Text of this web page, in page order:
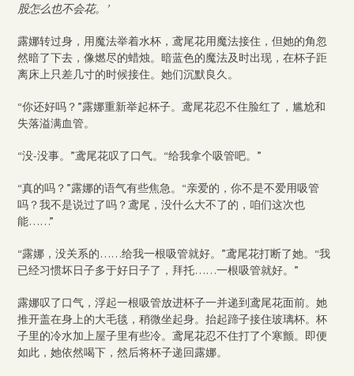
股怎么也不会花。’
露娜转过身，用魔法举着水杯，鸢尾花用魔法接住，但她的角忽
然暗了下去，像燃尽的蜡烛。暗蓝色的魔法及时出现，在杯子距
离床上只差几寸的时候接住。她们沉默良久。
“你还好吗？”露娜重新举起杯子。鸢尾花忍不住脸红了，尴尬和
失落溢满血管。
“没-没事。”鸢尾花叹了口气。“给我拿个吸管吧。”
“真的吗？”露娜的语气有些焦急。“亲爱的，你不是不爱用吸管
吗？我不是说过了吗？鸢尾，没什么大不了的，咱们这次也
能……”
“露娜，没关系的……给我一根吸管就好。”鸢尾花打断了她。“我
已经习惯坏日子多于好日子了，拜托……一根吸管就好。”
露娜叹了口气，浮起一根吸管放进杯子一并递到鸢尾花面前。她
推开盖在身上的大毛毯，稍微坐起身。抬起蹄子接住玻璃杯。杯
子里的冷水加上屋子里有些冷。鸢尾花忍不住打了个寒颤。即便
如此，她依然喝下，然后将杯子递回露娜。